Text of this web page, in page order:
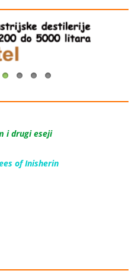
i drugi eseji
of Inisherin